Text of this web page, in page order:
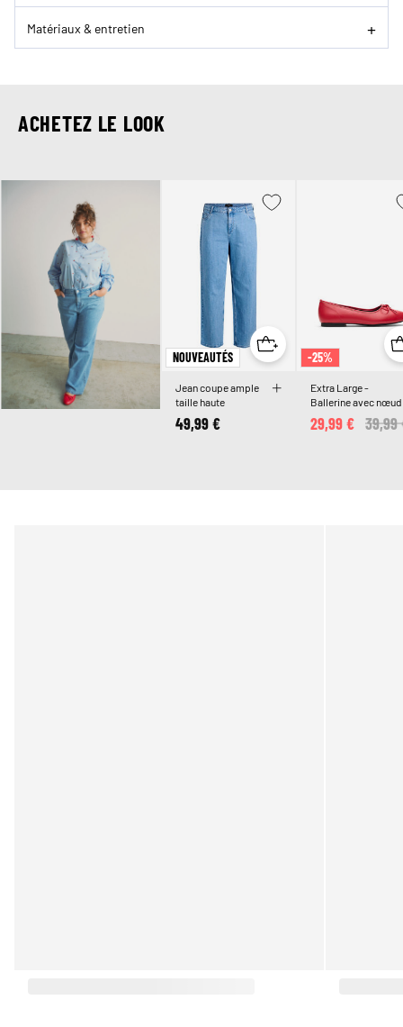
Matériaux & entretien
ACHETEZ LE LOOK
NOUVEAUTÉS
Jean coupe ample
taille haute
49,99 €
-25%
Extra Large -
Ballerine avec nœud
Price
39,99
29,99 €